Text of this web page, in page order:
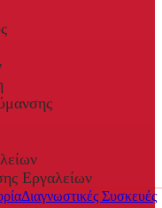
Εργαλείων
Διαγνωστικές Συσκευές